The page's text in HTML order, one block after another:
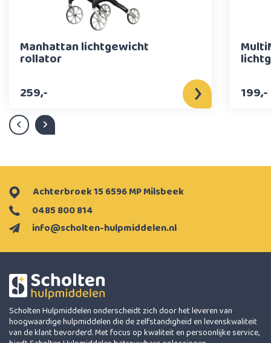
Manhattan lichtgewicht
rollator
259,-
199,-
info@scholten-hulpmiddelen.nl
0485 800 814
Achterbroek 15 6596 MP Milsbeek
Scholten Hulpmiddelen onderscheidt zich door het leveren van
hoogwaardige hulpmiddelen die de zelfstandigheid en levenskwaliteit
van de klant bevorderd. Met focus op kwaliteit en persoonlijke service,